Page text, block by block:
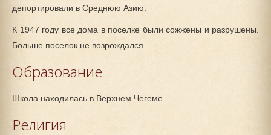
депортировали в Среднюю Азию.
К 1947 году все дома в поселке были сожжены и разрушены.
Больше поселок не возрождался.
Образование
Школа находилась в Верхнем Чегеме.
Религия